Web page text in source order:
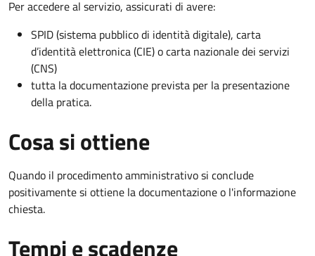
Per accedere al servizio, assicurati di avere:
SPID (sistema pubblico di identità digitale), carta
d’identità elettronica (CIE) o carta nazionale dei servizi
(CNS)
tutta la documentazione prevista per la presentazione
della pratica.
Cosa si ottiene
Quando il procedimento amministrativo si conclude
positivamente si ottiene la documentazione o l'informazione
chiesta.
Tempi e scadenze